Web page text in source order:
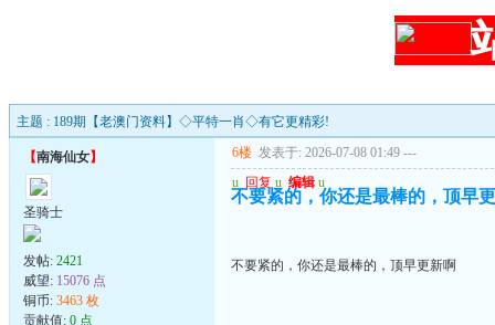
主题 : 189期【老澳门资料】◇平特一肖◇有它更精彩!
【南海仙女】
圣骑士
发帖: 2421
威望: 15076 点
铜币: 3463 枚
贡献值: 0 点
6楼 发表于: 2026-07-08 01:49 ---
u 回复 u 编辑 u
不要紧的，你还是最棒的，顶早
不要紧的，你还是最棒的，顶早更新啊